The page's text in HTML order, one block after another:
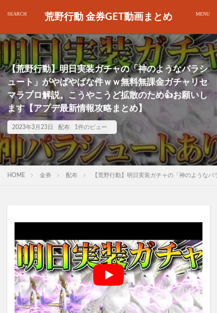
荒野行動 金券GET動画まとめ
【荒野行動】明日実装ガチャの「神のようなパラシ
ュート」がやばやばな件ｗｗ無料無課金ガチャリセ
マラプロ解説。こうやこうど拡散のため👍お願いし
ます【アプデ最新情報攻略まとめ】
2023年3月23日 配布 1件のビュー
HOME 金券 配布 【荒野行動】明日実装ガチャの「神のような